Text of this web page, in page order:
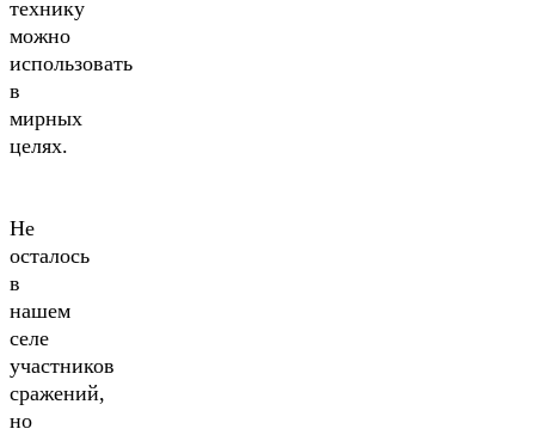
технику
можно
использовать
в
мирных
целях.
Не
осталось
в
нашем
селе
участников
сражений,
но